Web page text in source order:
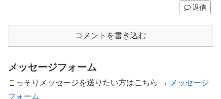
返信
コメントを書き込む
メッセージフォーム
こっそりメッセージを送りたい方はこちら →
メッセージ
フォーム